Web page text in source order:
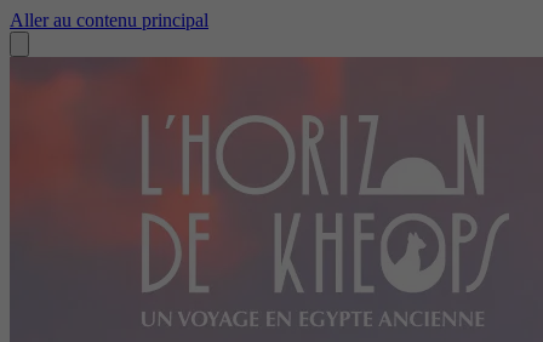
Aller au contenu principal